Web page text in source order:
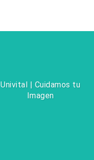
Univital | Cuidamos tu
Imagen